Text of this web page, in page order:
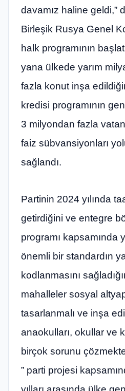
davamız haline geldi,”
Birleşik Rusya Genel
halk programının
yana ülkede yarım
fazla konut inşa
kredisi programının
3 milyondan fazla
faiz sübvansiyonları
sağlandı.
Partinin 2024 yılında
getirdiğini ve entegre
programı kapsamında
önemli bir standardın
kodlanmasını
mahalleler sosyal
tasarlanmalı ve inşa
anaokulları, okullar ve
birçok sorunu
” parti projesi